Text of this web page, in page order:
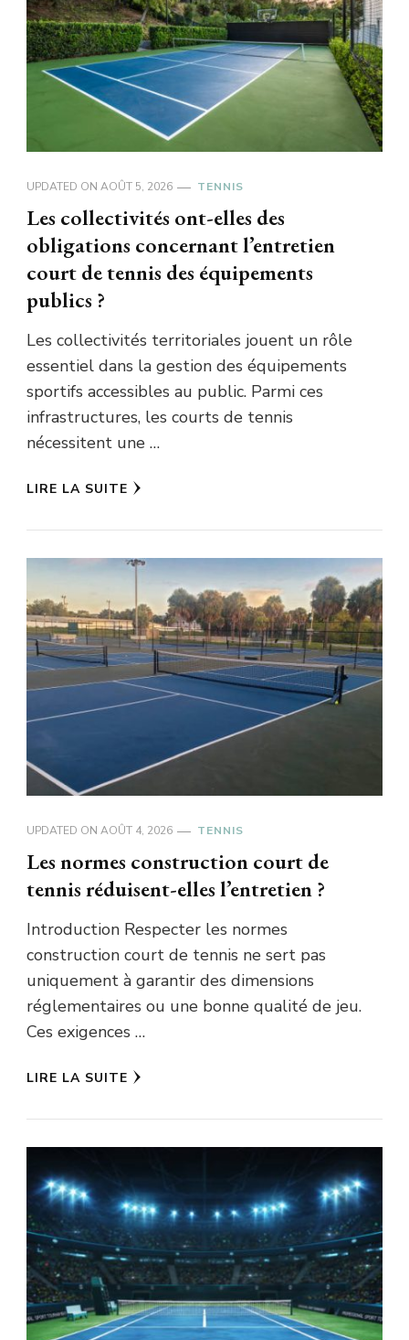
UPDATED ON AOÛT 5, 2026 TENNIS
Les collectivités ont-elles des
obligations concernant l’entretien
court de tennis des équipements
publics ?
Les collectivités territoriales jouent un rôle
essentiel dans la gestion des équipements
sportifs accessibles au public. Parmi ces
infrastructures, les courts de tennis
nécessitent une …
LIRE LA SUITE
UPDATED ON AOÛT 4, 2026 TENNIS
Les normes construction court de
tennis réduisent-elles l’entretien ?
Introduction Respecter les normes
construction court de tennis ne sert pas
uniquement à garantir des dimensions
réglementaires ou une bonne qualité de jeu.
Ces exigences …
LIRE LA SUITE